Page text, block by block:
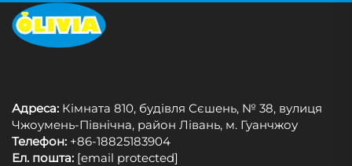
Адреса: Кімната 810, будівля Сєшень, № 38, вулиця
Чжоумень-Північна, район Лівань, м. Гуанчжоу
Телефон: +86-18825183904
Ел. пошта: [email protected]